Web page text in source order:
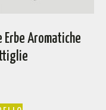
Aromatiche